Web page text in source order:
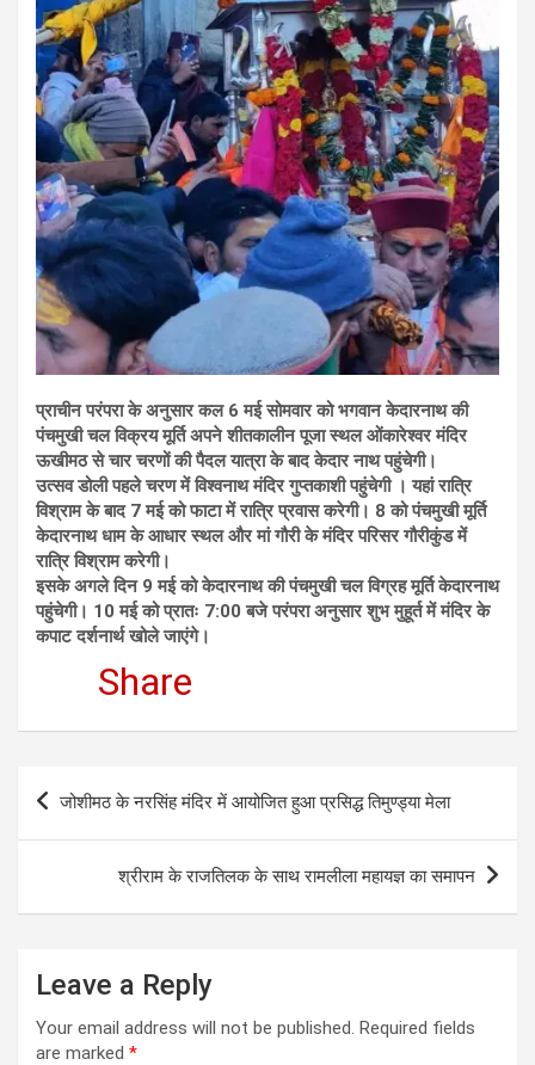
प्राचीन परंपरा के अनुसार कल 6 मई सोमवार को भगवान केदारनाथ की
पंचमुखी चल विक्रय मूर्ति अपने शीतकालीन पूजा स्थल ओंकारेश्वर मंदिर
ऊखीमठ से चार चरणों की पैदल यात्रा के बाद केदार नाथ पहुंचेगी।
उत्सव डोली पहले चरण में विश्वनाथ मंदिर गुप्तकाशी पहुंचेगी । यहां रात्रि
विश्राम के बाद 7 मई को फाटा में रात्रि प्रवास करेगी। 8 को पंचमुखी मूर्ति
केदारनाथ धाम के आधार स्थल और मां गौरी के मंदिर परिसर गौरीकुंड में
रात्रि विश्राम करेगी।
इसके अगले दिन 9 मई को केदारनाथ की पंचमुखी चल विग्रह मूर्ति केदारनाथ
पहुंचेगी। 10 मई को प्रातः 7:00 बजे परंपरा अनुसार शुभ मुहूर्त में मंदिर के
कपाट दर्शनार्थ खोले जाएंगे।
Share
Post
जोशीमठ के नरसिंह मंदिर में आयोजित हुआ प्रसिद्ध तिमुण्ड्या मेला
श्रीराम के राजतिलक के साथ रामलीला महायज्ञ का समापन
Leave a Reply
Your email address will not be published. Required fields
are marked *